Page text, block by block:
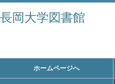
長岡大学図書館
ホームページへ